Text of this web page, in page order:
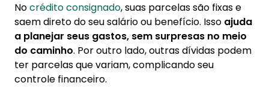
Nocrédito consignado, suas parcelas são fixas e
saem direto do seu salário ou benefício. Isso ajuda
a planejar seus gastos, sem surpresas no meio
do caminho. Por outro lado, outras dívidas podem
ter parcelas que variam, complicando seu
controle financeiro.